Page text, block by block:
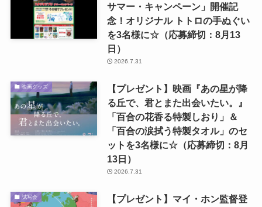
サマー・キャンペーン」開催記
念！オリジナル トトロの手ぬぐい
を3名様に☆（応募締切：8月13
日）
2026.7.31
映画グッズ
【プレゼント】映画『あの星が降
る丘で、君とまた出会いたい。』
「百合の花香る特製しおり」＆
「百合の涙拭う特製タオル」のセ
ットを3名様に☆（応募締切：8月
13日）
2026.7.31
試写会
【プレゼント】マイ・ホン監督登